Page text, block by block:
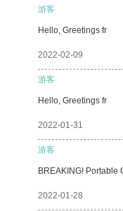
游客
Hello, Greetings fr
2022-02-09
游客
Hello, Greetings fr
2022-01-31
游客
BREAKING! Portable
2022-01-28